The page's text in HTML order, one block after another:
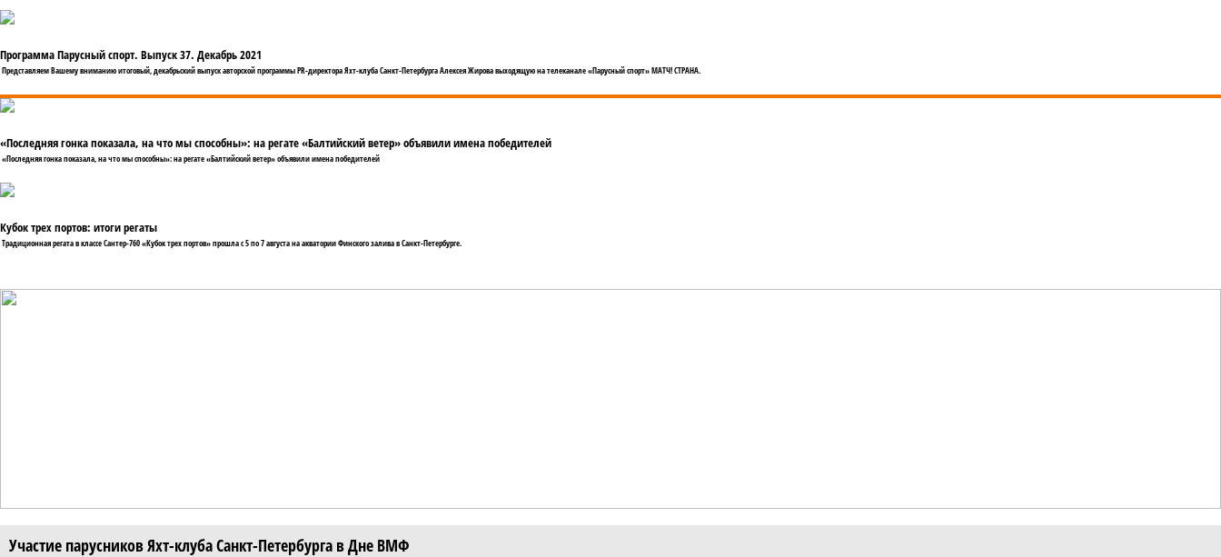
Программа Парусный спорт. Выпуск 37. Декабрь 2021
Представляем Вашему вниманию итоговый, декабрьский выпуск авторской программы PR-директора Яхт-клуба Санкт-Петербурга Алексея Жирова выходящую на телеканале «Парусный спорт» МАТЧ! СТРАНА.
«Последняя гонка показала, на что мы способны»: на регате «Балтийский ветер» объявили имена победителей
«Последняя гонка показала, на что мы способны»: на регате «Балтийский ветер» объявили имена победителей
Кубок трех портов: итоги регаты
Традиционная регата в классе Сантер-760 «Кубок трех портов» прошла с 5 по 7 августа на акватории Финского залива в Санкт-Петербурге.
Участие парусников Яхт-клуба Санкт-Петербурга в Дне ВМФ